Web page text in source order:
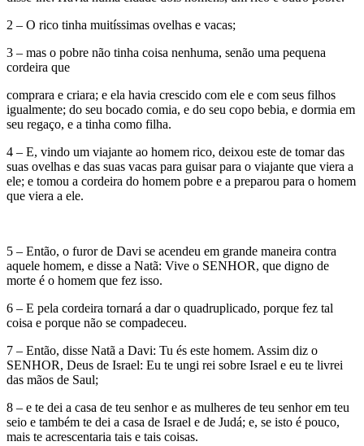
2 – O rico tinha muitíssimas ovelhas e vacas;
3 – mas o pobre não tinha coisa nenhuma, senão uma pequena
cordeira que
comprara e criara; e ela havia crescido com ele e com seus filhos
igualmente; do seu bocado comia, e do seu copo bebia, e dormia em
seu regaço, e a tinha como filha.
4 – E, vindo um viajante ao homem rico, deixou este de tomar das
suas ovelhas e das suas vacas para guisar para o viajante que viera a
ele; e tomou a cordeira do homem pobre e a preparou para o homem
que viera a ele.
5 – Então, o furor de Davi se acendeu em grande maneira contra
aquele homem, e disse a Natã: Vive o SENHOR, que digno de
morte é o homem que fez isso.
6 – E pela cordeira tornará a dar o quadruplicado, porque fez tal
coisa e porque não se compadeceu.
7 – Então, disse Natã a Davi: Tu és este homem. Assim diz o
SENHOR, Deus de Israel: Eu te ungi rei sobre Israel e eu te livrei
das mãos de Saul;
8 – e te dei a casa de teu senhor e as mulheres de teu senhor em teu
seio e também te dei a casa de Israel e de Judá; e, se isto é pouco,
mais te acrescentaria tais e tais coisas.